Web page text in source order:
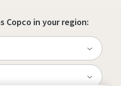
Copco in your region: